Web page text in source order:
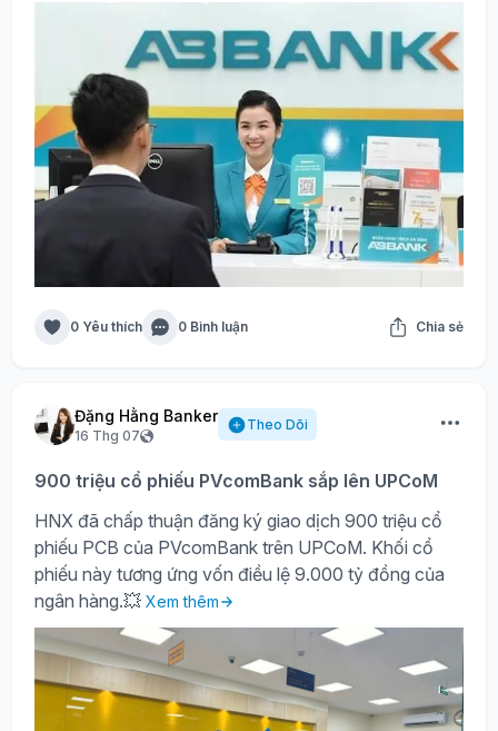
0 Yêu thích 0 Bình luận Chia sẻ
Đặng Hằng Banker
16 Thg 07
Theo Dõi
900 triệu cổ phiếu PVcomBank sắp lên UPCoM
HNX đã chấp thuận đăng ký giao dịch 900 triệu cổ
phiếu PCB của PVcomBank trên UPCoM. Khối cổ
phiếu này tương ứng vốn điều lệ 9.000 tỷ đồng của
ngân hàng.💥 Xem thêm